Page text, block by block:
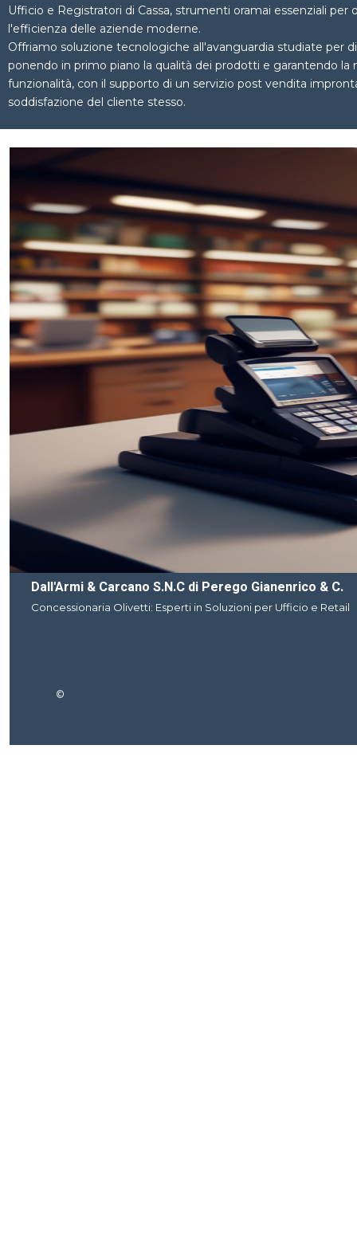
Dall'Armi & Carcano S.N.C di Perego Gianenrico & C.
Concessionaria Olivetti: Esperti in Soluzioni per Ufficio e Retail
©
Ufficio e Registratori di Cassa, strumenti oramai essenziali per
l'efficienza delle aziende moderne.
Offriamo soluzione tecnologiche all'avanguardia studiate per
ponendo in primo piano la qualità dei prodotti e garantendo la
funzionalità, con il supporto di un servizio post vendita
soddisfazione del cliente stesso.